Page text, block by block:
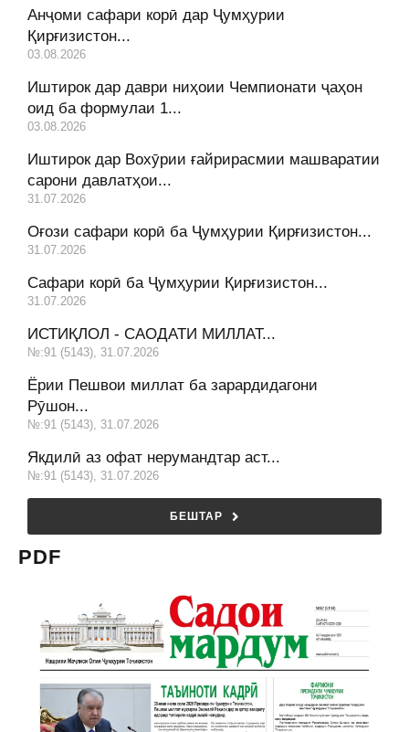
Анҷоми сафари корӣ дар Ҷумҳурии
Қирғизистон...
03.08.2026
Иштирок дар даври ниҳоии Чемпионати ҷаҳон
оид ба формулаи 1...
03.08.2026
Иштирок дар Вохӯрии ғайрирасмии машваратии
сарони давлатҳои...
31.07.2026
Оғози сафари корӣ ба Ҷумҳурии Қирғизистон...
31.07.2026
Сафари корӣ ба Ҷумҳурии Қирғизистон...
31.07.2026
ИСТИҚЛОЛ - САОДАТИ МИЛЛАТ...
№:91 (5143), 31.07.2026
Ёрии Пешвои миллат ба зарардидагони
Рӯшон...
№:91 (5143), 31.07.2026
Якдилӣ аз офат нерумандтар аст...
№:91 (5143), 31.07.2026
БЕШТАР
PDF